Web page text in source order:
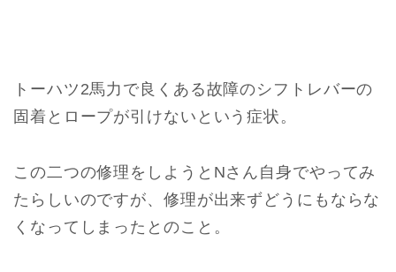
トーハツ2馬力で良くある故障のシフトレバーの
固着とロープが引けないという症状。
この二つの修理をしようとNさん自身でやってみ
たらしいのですが、修理が出来ずどうにもならな
くなってしまったとのこと。